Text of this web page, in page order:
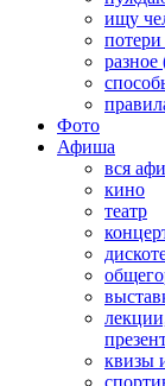
ищу
разное
Фото
Афиша
вся
кино
театр
квизы